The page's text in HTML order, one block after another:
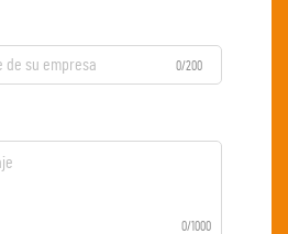
0/200
0/1000